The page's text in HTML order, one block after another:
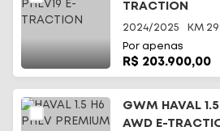
TRACTION
2024/2025 KM
Por apenas
R$ 203.900,00
GWM HAVAL
AWD E-